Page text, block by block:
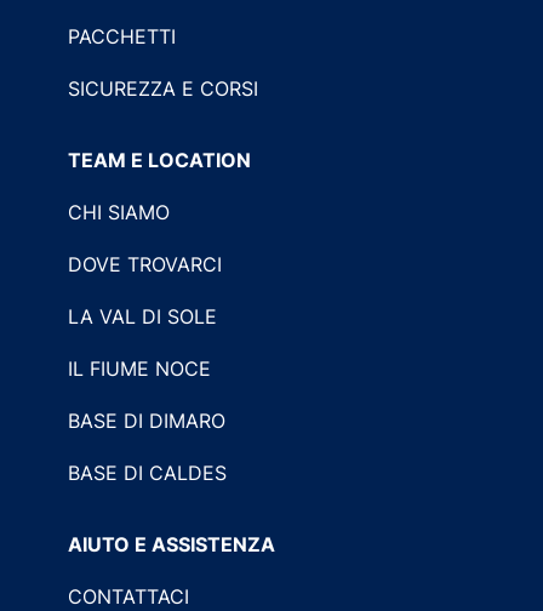
PACCHETTI
SICUREZZA E CORSI
TEAM E LOCATION
CHI SIAMO
DOVE TROVARCI
LA VAL DI SOLE
IL FIUME NOCE
BASE DI DIMARO
BASE DI CALDES
AIUTO E ASSISTENZA
CONTATTACI